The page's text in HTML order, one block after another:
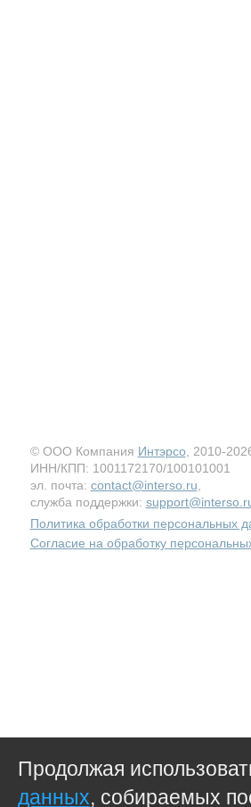
© ООО Компания Интэрсо , 2010-
ИНН/КПП: 1001172170/100101001
эл. почта: contact@interso.ru
служба поддержки:
Политика обработки персональных
Согласие на обработку
Продолжая
данных, собираемых